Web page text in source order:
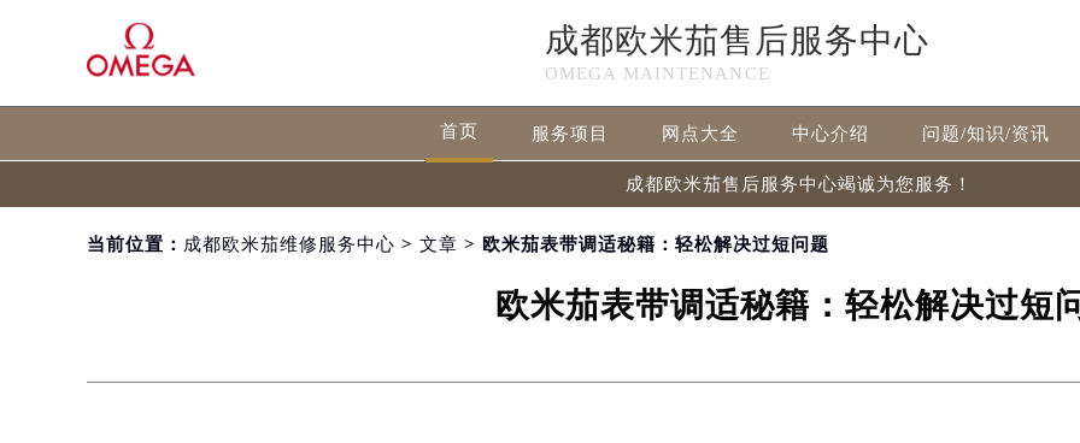
成都欧米茄售后服务中心
OMEGA MAINTENANCE
首页 服务项目 网点大全 中心介绍 问题/知识/资讯
成都欧米茄售后服务中心竭诚为您服务！
当前位置： 成都欧米茄维修服务中心 > 文章 > 欧米茄表带调适秘籍：轻松解决过短问题
欧米茄表带调适秘籍：轻松解决过短